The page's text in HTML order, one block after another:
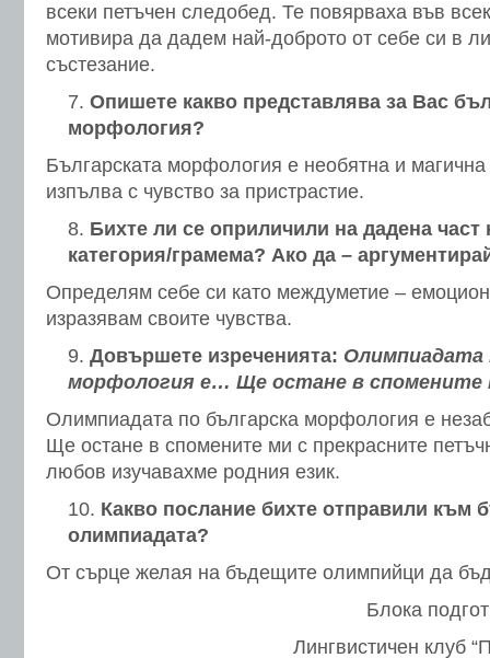
всеки петъчен следобед. Те повярваха във
мотивира да дадем най-доброто от себе си в
състезание.
Опишете какво представлява за Вас
морфология?
Българската морфология е необятна и магична
изпълва с чувство за пристрастие.
Бихте ли се оприличили на дадена част
категория/грамема? Ако да –
Определям себе си като междуметие –
изразявам своите чувства.
Довършете изреченията: Олимпиадата
морфология е… Ще остане в
Олимпиадата по българска морфология е
Ще остане в спомените ми с прекрасните
любов изучавахме родния език.
Какво послание бихте отправили към
олимпиадата?
От сърце желая на бъдещите олимпийци да
Блока
Лингвистичен клуб